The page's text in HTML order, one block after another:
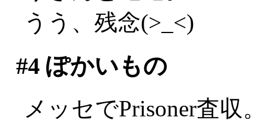
うう、残念(>_<)
#4ぽかいもの
メッセでPrisoner査収